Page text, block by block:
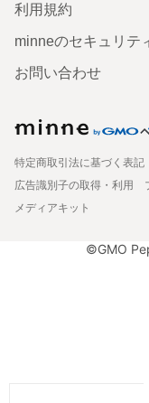
利用規約
minneのセキュリテ
お問い合わせ
特定商取引法に基づく表記
広告識別子の取得・利用
メディアキット
©GMO